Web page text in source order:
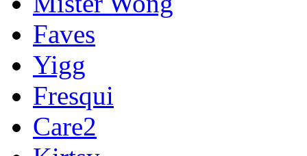
Faves
Yigg
Fresqui
Care2